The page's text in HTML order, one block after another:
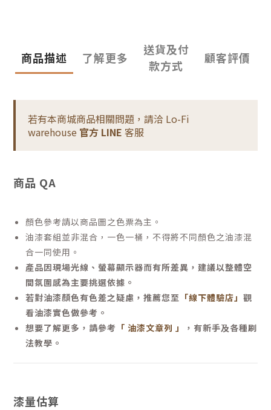
商品描述 了解更多
送貨及付
款方式
顧客評價
若有本商城商品相關問題，請洽 Lo-Fi
warehouse 官方 LINE 客服
商品 QA
顏色參考請以商品圖之色票為主。
油漆套組並非混合，一色一桶，不得將不同顏色之油漆混
合一同使用。
產品因現場光線、螢幕顯示器而有所差異，建議以整體空
間氛圍感為主要挑選依據。
若對油漆顏色有色差之疑慮，推薦您至 「線下體驗店」 觀
看油漆實色做參考。
想要了解更多，請參考 「 油漆文章列 」
，有新手及各種刷
法教學。
漆量估算